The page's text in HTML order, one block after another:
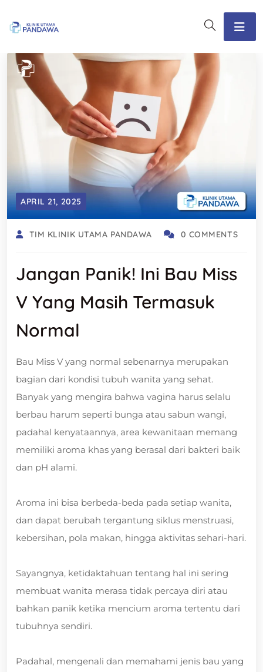
APRIL 21, 2025
TIM KLINIK UTAMA PANDAWA 0 COMMENTS
Jangan Panik! Ini Bau Miss
V Yang Masih Termasuk
Normal
Bau Miss V yang normal sebenarnya merupakan
bagian dari kondisi tubuh wanita yang sehat.
Banyak yang mengira bahwa vagina harus selalu
berbau harum seperti bunga atau sabun wangi,
padahal kenyataannya, area kewanitaan memang
memiliki aroma khas yang berasal dari bakteri baik
dan pH alami.
Aroma ini bisa berbeda-beda pada setiap wanita,
dan dapat berubah tergantung siklus menstruasi,
kebersihan, pola makan, hingga aktivitas sehari-hari.
Sayangnya, ketidaktahuan tentang hal ini sering
membuat wanita merasa tidak percaya diri atau
bahkan panik ketika mencium aroma tertentu dari
tubuhnya sendiri.
Padahal, mengenali dan memahami jenis bau yang